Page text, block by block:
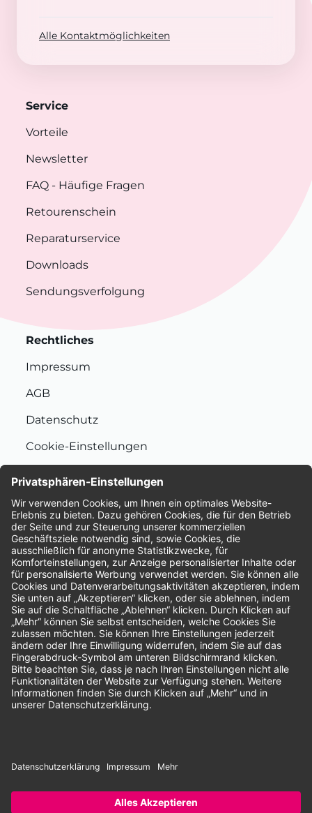
Alle Kontaktmöglichkeiten
Service
Vorteile
Newsletter
FAQ - Häufige Fragen
Retourenschein
Reparaturservice
Downloads
Sendungsverfolgung
Rechtliches
Impressum
AGB
Datenschutz
Cookie-Einstellungen
Bewertungen
Unsere Zahlungsarten:
Rechnung SEPA-Lastschrift Vorkasse